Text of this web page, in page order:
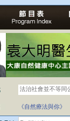
法治社會並不等同
自家教育合法化-
《自然療法與你》